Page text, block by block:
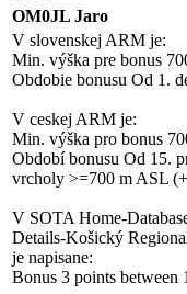
OM0JL Jaro
V slovenskej ARM je:
Min. výška pre bonus
Obdobie bonusu Od 1.
V ceskej ARM je:
Min. výška pro bonus
Období bonusu Od 15.
vrcholy >=700 m ASL
V SOTA Home-
Details-Košický
je napisane:
Bonus 3 points between